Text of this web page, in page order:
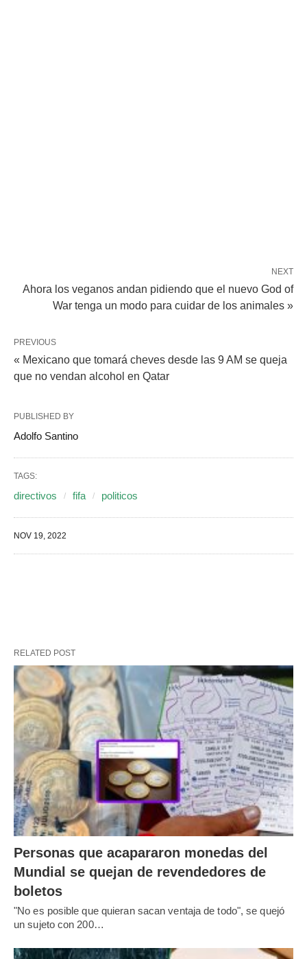
NEXT
Ahora los veganos andan pidiendo que el nuevo God of
War tenga un modo para cuidar de los animales »
PREVIOUS
« Mexicano que tomará cheves desde las 9 AM se queja
que no vendan alcohol en Qatar
PUBLISHED BY
Adolfo Santino
TAGS:
directivos fifa politicos
NOV 19, 2022
RELATED POST
Personas que acapararon monedas del
Mundial se quejan de revendedores de
boletos
"No es posible que quieran sacan ventaja de todo", se quejó
un sujeto con 200…